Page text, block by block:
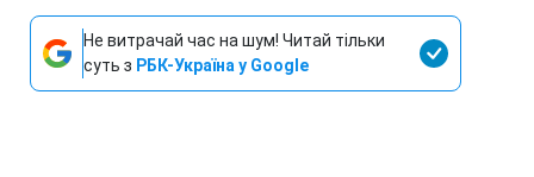
Не витрачай час на шум! Читай тільки
суть з РБК-Україна у Google